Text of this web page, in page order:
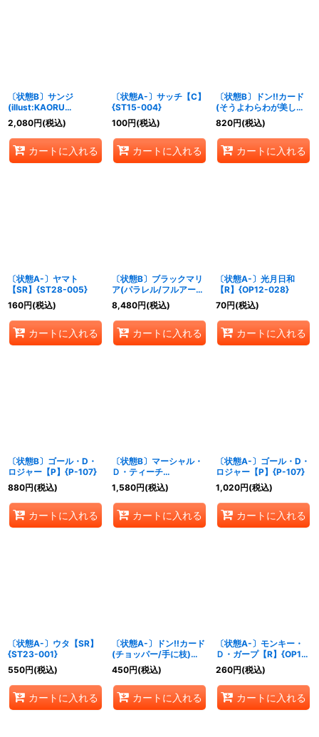
〔状態B〕サンジ
(illust:KAORU
HAGIYA)【SR】
{OP07-064}
2,080円(税込)
カートに入れる
〔状態A-〕サッチ【C】
{ST15-004}
100円(税込)
カートに入れる
〔状態B〕ドン!!カード
(そうよわらわが美しい
から!!!/ハンコック)
【-】{-}
820円(税込)
カートに入れる
〔状態A-〕ヤマト
【SR】{ST28-005}
160円(税込)
カートに入れる
〔状態B〕ブラックマリ
ア(パラレル/フルアー
ト/illust:Peach
Momoko)【SR/P】
{OP08-074}
8,480円(税込)
カートに入れる
〔状態A-〕光月日和
【R】{OP12-028}
70円(税込)
カートに入れる
〔状態B〕ゴール・D・
ロジャー【P】{P-107}
880円(税込)
カートに入れる
〔状態B〕マーシャル・
Ｄ・ティーチ
(illust:Akanegumo)
【P】{P-100}
1,580円(税込)
カートに入れる
〔状態A-〕ゴール・D・
ロジャー【P】{P-107}
1,020円(税込)
カートに入れる
〔状態A-〕ウタ【SR】
{ST23-001}
550円(税込)
カートに入れる
〔状態A-〕ドン!!カード
(チョッパー/手に枝)
【-】{-}
450円(税込)
カートに入れる
〔状態A-〕モンキー・
Ｄ・ガープ【R】{OP13-
016}
260円(税込)
カートに入れる